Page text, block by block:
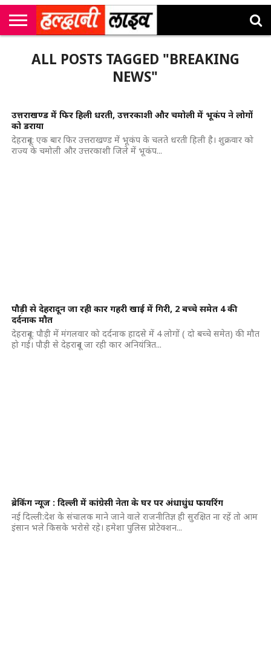
एम
कॉर्नर
उत्तराखंड
न्यूज़
खेल
मनोरंजन
सम्पादकीय
जॉब
अलर्ट्स
ALL POSTS TAGGED "BREAKING
NEWS"
उत्तराखण्ड में फिर हिली धरती, उत्तरकाशी और चमोली में भूकंप ने लोगों
को डराया
देहरादून: एक बार फिर उत्तराखण्ड में भूकंप के चलते धरती हिली है। शुक्रवार को
राज्य के चमोली और उत्तरकाशी जिले में भूकंप...
पौड़ी से देहरादून जा रही कार गहरी खाई में गिरी, 2 बच्चे समेत 4 की
दर्दनाक मौत
देहरादून: पौड़ी में मंगलवार को दर्दनाक हादसे में 4 लोगों ( दो बच्चे समेत) की मौत
हो गई। पौड़ी से देहरादून जा रही कार अनियंत्रित...
ब्रेकिंग न्यूज : दिल्ली में कांग्रेसी नेता के घर पर अंधाधुंध फायरिंग
नई दिल्ली:देश के संचालक माने जाने वाले राजनीतिज्ञ ही सुरक्षित ना रहें तो आम
इंसान भले किसके भरोसे रहे। हमेशा पुलिस प्रोटेक्शन...